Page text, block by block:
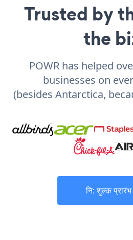
Trusted by
the
POWR has helped
businesses on
(besides Antarctica,
नि: शुल्क